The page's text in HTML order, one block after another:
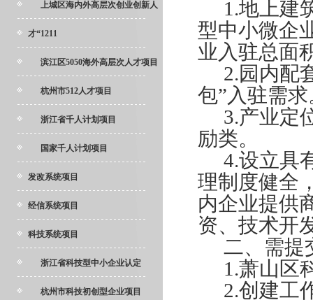
上城区海内外高层次创业创新人
才“1211
滨江区5050海外高层次人才项目
杭州市512人才项目
浙江省千人计划项目
国家千人计划项目
发改系统项目
经信系统项目
科技系统项目
浙江省科技型中小企业认定
杭州市科技初创型企业项目
1.地上建
型中小微企
业入驻总面
2.园内配
包”入驻需
3.产业定
励类。
4.设立具
理制度健全
内企业提供
资、技术开
二、需提
1.萧山区
2.创建工